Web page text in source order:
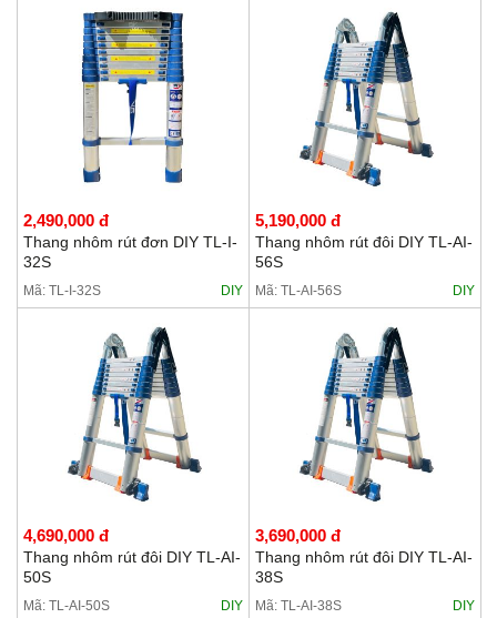
2,490,000 đ
Thang nhôm rút đơn DIY TL-I-
32S
Mã: TL-I-32S DIY
5,190,000 đ
Thang nhôm rút đôi DIY TL-AI-
56S
Mã: TL-AI-56S DIY
4,690,000 đ
Thang nhôm rút đôi DIY TL-AI-
50S
Mã: TL-AI-50S DIY
3,690,000 đ
Thang nhôm rút đôi DIY TL-AI-
38S
Mã: TL-AI-38S DIY